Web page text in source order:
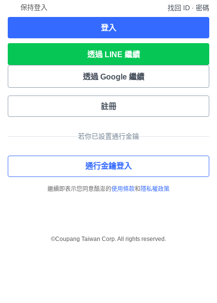
保持登入 找回 ID ∙ 密碼
登入
透過 LINE 繼續
透過 Google 繼續
註冊
若你已設置通行金鑰
通行金鑰登入
繼續即表示您同意酷澎的使用條款和 隱私權政策
©Coupang Taiwan Corp. All rights reserved.